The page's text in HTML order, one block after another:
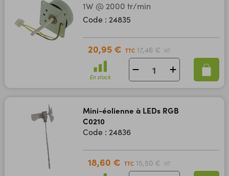
1W @ 2000 tr/min
Code : 24835
20,95 € TTC 17,46 € HT
En stock
Mini-éolienne à LEDs RGB
C0210
Code : 24836
18,60 € TTC 15,50 € HT